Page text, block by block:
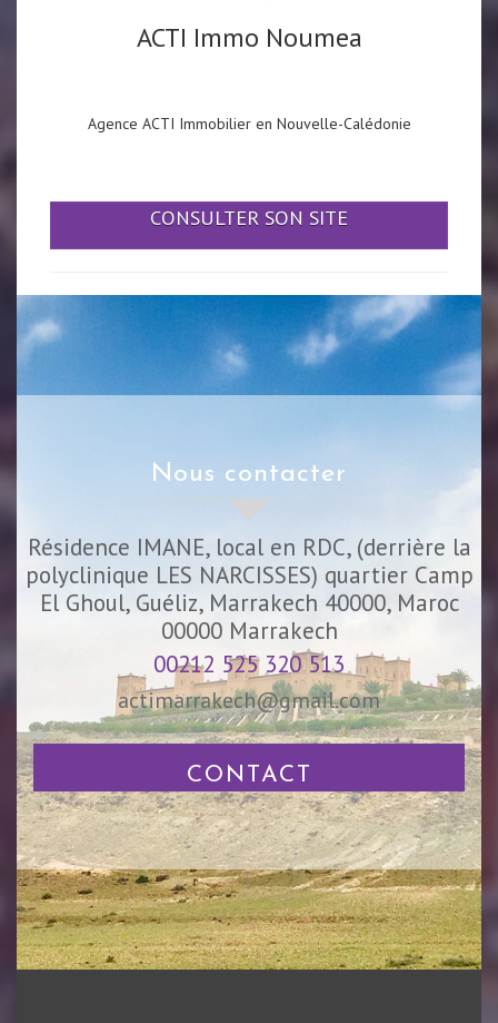
ACTI Immo Noumea
Agence ACTI Immobilier en Nouvelle-Calédonie
CONSULTER SON SITE
nous contacter
Résidence IMANE, local en RDC, (derrière la
polyclinique LES NARCISSES) quartier Camp
El Ghoul, Guéliz, Marrakech 40000, Maroc
00000 Marrakech
00212 525 320 513
actimarrakech@gmail.com
CONTACT